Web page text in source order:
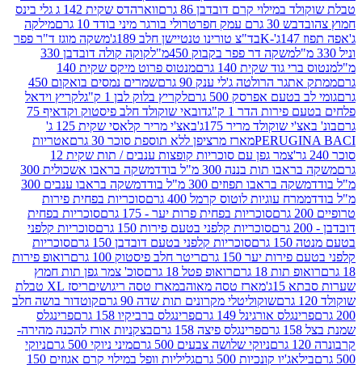
קרם דובדבן 86 גרם
ווארהדס שקית 142 ג גלי בינס
דבש 30 גרם עמק חפר
טרולי בורגר מיני בודד 10 גרם
מילקה
בד"צ טורינו טנטיישן חלב 189ג'
משקה מוגז ד"ר פפר
משקה דר פפר בקבוק 450מ"ל
קוקה קולה דובדבן 330
גוד שקית 140 גרם
מנטוס פרוט מיקס שקית 140
הרולטה ג'לי ענק 90 גרם
שמרים נמסים בואקום 450
אפרסק 500 גרם
לקריץ בלוק לבן 1 ק"ג
לקריץ וידאל
הדר 1 ק"ג
דובאי שוקולד חלב פיסטוק וקדאיף 75
שוקולד מריר 175ג'
באצ'י מריר קלאסי שקית 125 ג'
מארז מרציפן ללא תוספת סוכר 30 גרם
אטריות
צמר גפן עם סוכריות קופצות ענבים / תות שקית 12
תות בננה 300 מ"ל בודד
משקה בראבו אשכולית 300
בראבו תפוזים 300 מ"ל בודד
משקה בראבו ענבים 300
עוגיות לוטוס קרמל 400 גרם
סוכריות בפחית פירות
סוכריות בפחית פרות יער - 175 גרם
סוכריות בפחית
סוכריות קלפני בטעם פירות 150 גרם
סוכריות קלפני
סוכריות קלפני בטעם דובדבן 150 גרם
סוכריות
יער 150 גרם
ריטר חלב פיסטוק 100 גרם
רואופ פירות
תות 18 גרם
רואופ פטל 18 גרם
סוכ' צמר גפן תות חמוץ
מארז טסה מאוהב מארז טסה ריגושים
ריסז XL טבלת
שוקוליטלי מקרונים תות שדה 90 גרם
קוטדור בושה חלב
אורגינל 149 גרם
פרינגלס ברביקיו 158 גרם
פרינגלס
פרינגלס פיצה 158 גרם
בצקניות אורז להכנה מהירה-
ניוקי שלושה צבעים 500 גרם
מיני ניוקי 500 גרם
ניוקי
קונכיות 500 גרם
גליליות וופל במילוי קרם אגוזים 150